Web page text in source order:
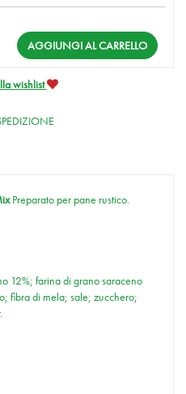
AGGIUNGI AL CARRELLO
wishlist
Preparato per pane rustico.
12%; farina di grano saraceno
fibra di mela; sale; zucchero;